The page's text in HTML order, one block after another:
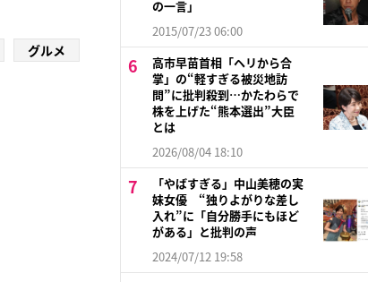
グルメ
の一言」
2015/07/23 06:00
高市早苗首相「ヘリから合
掌」の“軽すぎる被災地訪
問”に批判殺到…かたわらで
株を上げた“熊本選出”大臣
とは
2026/08/04 18:10
「やばすぎる」中山美穂の実
妹女優 “独りよがりな差し
入れ”に「自分勝手にもほど
がある」と批判の声
2024/07/12 19:58